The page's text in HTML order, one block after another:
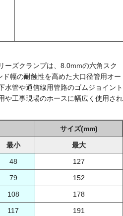
ーズクランプは、8.0mmの六角スク
幅の耐蝕性を高めた大口径管用オー
水管や通信線用管路のゴムジョイント
や工事現場のホースに幅広く使用され
サイズ(mm)
最小 最大
48 127
79 152
108 178
117 191